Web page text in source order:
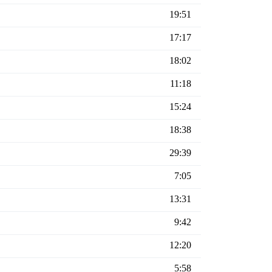
19:51
17:17
18:02
11:18
15:24
18:38
29:39
7:05
13:31
9:42
12:20
5:58